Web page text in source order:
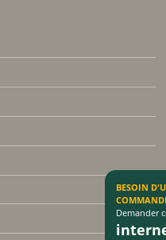
BESOIN
Demander